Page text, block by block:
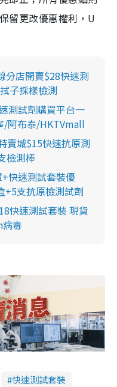
留更改優惠權利，U
分店開賣$28快速測
子採樣檢測
測試劑購買平台一
/阿布泰/HKTVmall
賣城$15快速抗原測
檢測棒
快速測試套裝優
+5支抗原檢測試劑
快速測試套裝 現貨
毒
快速測試套裝